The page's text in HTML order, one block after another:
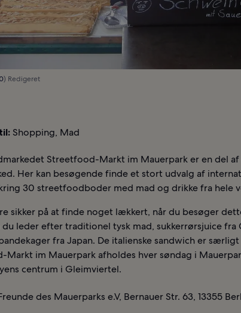
) Redigeret
Shopping, Mad
Streetfood-Markt im Mauerpark er en del
Her kan besøgende finde et stort udvalg af
30 streetfoodboder med mad og drikke fra hele
sikker på at finde noget lækkert, når du besøger
du leder efter traditionel tysk mad, sukkerrørsjuice fra
fra Japan. De italienske sandwich er
Markt im Mauerpark afholdes hver søndag i
centrum i Gleimviertel.
des Mauerparks e.V, Bernauer Str. 63, 13355